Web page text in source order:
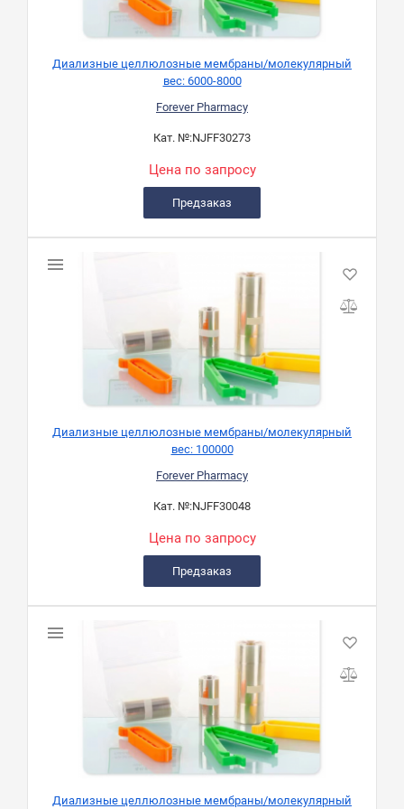
Диализные целлюлозные мембраны/молекулярный
вес: 6000-8000
Forever Pharmacy
Кат. №:NJFF30273
Цена по запросу
Предзаказ
Диализные целлюлозные мембраны/молекулярный
вес: 100000
Forever Pharmacy
Кат. №:NJFF30048
Цена по запросу
Предзаказ
Диализные целлюлозные мембраны/молекулярный